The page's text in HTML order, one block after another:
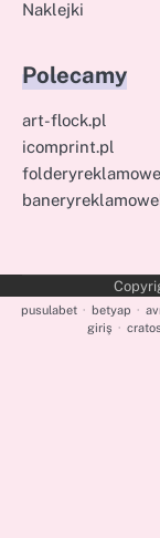
Naklejki
Polecamy
art-flock.pl
icomprint.pl
pusulabet · betyap ·
giriş ·